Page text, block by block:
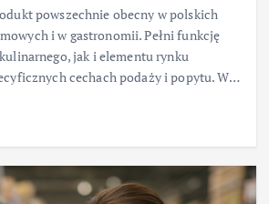
powszechnie obecny w polskich
i w gastronomii. Pełni funkcję
jak i elementu rynku
cechach podaży i popytu. W…